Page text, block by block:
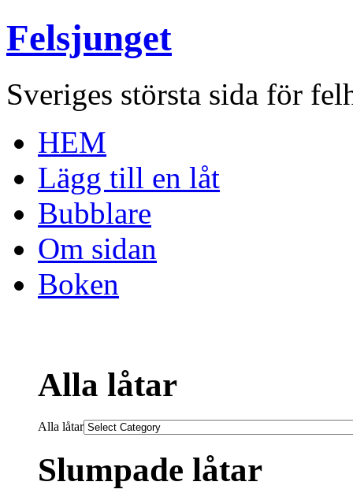
Felsjunget
Sveriges största sida för
HEM
Lägg till en låt
Bubblare
Om sidan
Boken
Alla låtar
Alla låtar
Slumpade låtar